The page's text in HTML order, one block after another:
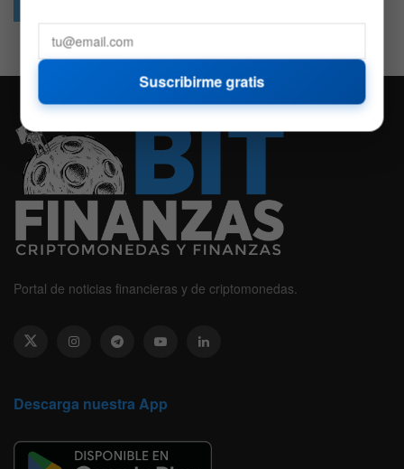
Portal de noticias financieras y de criptomonedas.
Descarga nuestra App
Suscribirme gratis